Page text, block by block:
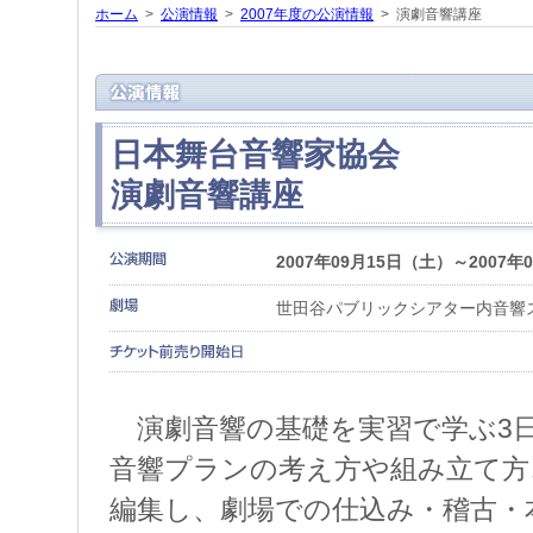
ホーム > 公演情報 > 2007年度の公演情報 > 演劇音響講座
日本舞台音響家協会
演劇音響講座
2007年09月15日（土）～2007年
世田谷パブリックシアター内音
演劇音響の基礎を実習で学ぶ3
音響プランの考え方や組み立て
編集し、劇場での仕込み・稽古